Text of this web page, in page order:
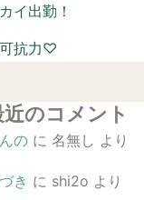
イ出勤！
抗力♡
近のコメント
の に 名無し より
き に shi2o より